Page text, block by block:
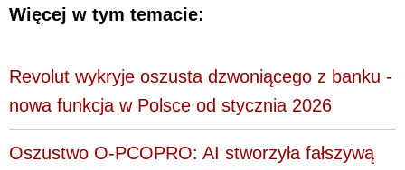
Więcej w tym temacie:
Revolut wykryje oszusta dzwoniącego z banku -
nowa funkcja w Polsce od stycznia 2026
Oszustwo O-PCOPRO: AI stworzyła fałszywą